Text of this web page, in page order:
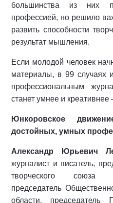
большинства из них
профессией, но решило
развить способности
результат мышления.
Если молодой человек
материалы, в 99 случаях
про­фессиональным
станет умнее и креативнее
Юнкоровское
достойных, умных
Александр Юрье­вич
журна­лист и писатель,
творче­ского союза
председатель
области, пред­седатель